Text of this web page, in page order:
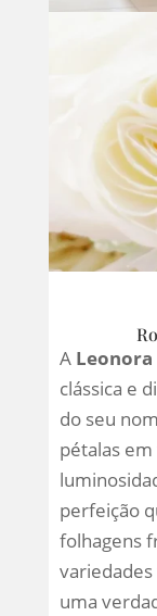
A Leonora
clássica e
do seu
pétalas
perfeição
folhagens
uma